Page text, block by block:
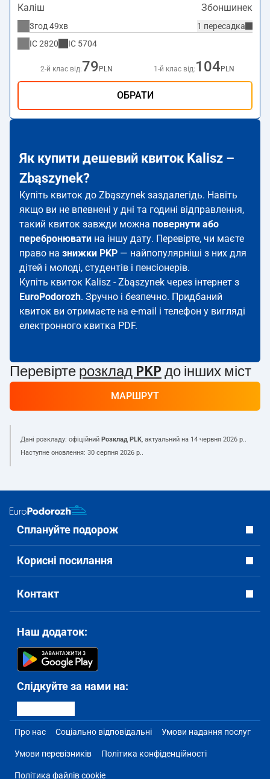
Каліш Збоншинек
1 пересадка
3год 49хв
IC2820 IC 5704
2-й клас від:79 PLN 1-й клас від: 104 PLN
ОБРАТИ
Як купити дешевий квиток Kalisz –
Zbąszynek?
Купіть квиток до Zbąszynek заздалегідь. Навіть
якщо ви не впевнені у дні та годині відправлення,
такий квиток завжди можна повернути або
перебронювати на іншу дату. Перевірте, чи маєте
право на знижки PKP — найпопулярніші з них для
дітей і молоді, студентів і пенсіонерів.
Купіть квиток Kalisz - Zbąszynek через інтернет з
EuroPodorozh. Зручно і безпечно. Придбаний
квиток ви отримаєте на e-mail і телефон у вигляді
електронного квитка PDF.
Перевірте розклад PKP до інших міст
МАРШРУТ
Дані розкладу: офіційний Розклад PLK, актуальний на 14 червня 2026 р..
Наступне оновлення: 30 серпня 2026 р..
Сплануйте подорож
Корисні посилання
Контакт
Наш додаток:
Слідкуйте за нами на:
Про нас Соціально відповідальні Умови надання послуг
Умови перевізників Політика конфіденційності
Політика файлів cookie